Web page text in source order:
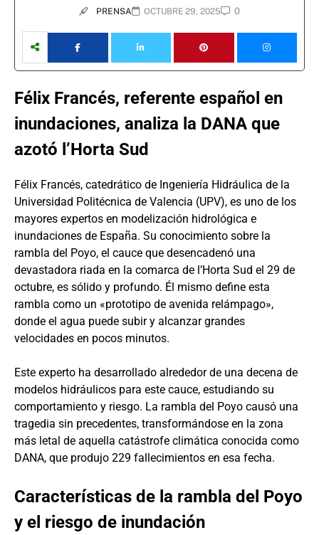
PRENSA OCTUBRE 29, 2025 0
Félix Francés, referente español en
inundaciones, analiza la DANA que
azotó l’Horta Sud
Félix Francés, catedrático de Ingeniería Hidráulica de la
Universidad Politécnica de Valencia (UPV), es uno de los
mayores expertos en modelización hidrológica e
inundaciones de España. Su conocimiento sobre la
rambla del Poyo, el cauce que desencadenó una
devastadora riada en la comarca de l’Horta Sud el 29 de
octubre, es sólido y profundo. Él mismo define esta
rambla como un «prototipo de avenida relámpago»,
donde el agua puede subir y alcanzar grandes
velocidades en pocos minutos.
Este experto ha desarrollado alrededor de una decena de
modelos hidráulicos para este cauce, estudiando su
comportamiento y riesgo. La rambla del Poyo causó una
tragedia sin precedentes, transformándose en la zona
más letal de aquella catástrofe climática conocida como
DANA, que produjo 229 fallecimientos en esa fecha.
Características de la rambla del Poyo
y el riesgo de inundación